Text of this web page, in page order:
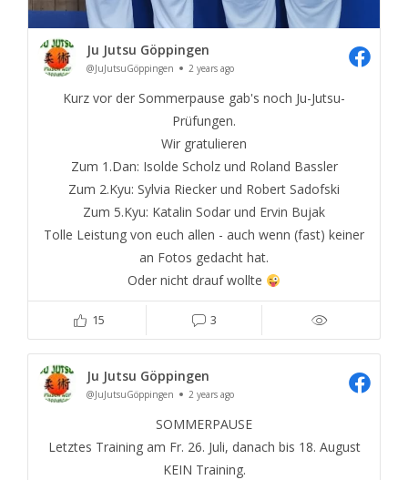
Ju Jutsu Göppingen
@JuJutsuGöppingen 2 years ago
Kurz vor der Sommerpause gab's noch Ju-Jutsu-
Prüfungen.
Wir gratulieren
Zum 1.Dan: Isolde Scholz und Roland Bassler
Zum 2.Kyu: Sylvia Riecker und Robert Sadofski
Zum 5.Kyu: Katalin Sodar und Ervin Bujak
Tolle Leistung von euch allen - auch wenn (fast) keiner
an Fotos gedacht hat.
Oder nicht drauf wollte
15 3
Ju Jutsu Göppingen
@JuJutsuGöppingen 2 years ago
SOMMERPAUSE
Letztes Training am Fr. 26. Juli, danach bis 18. August
KEIN Training.